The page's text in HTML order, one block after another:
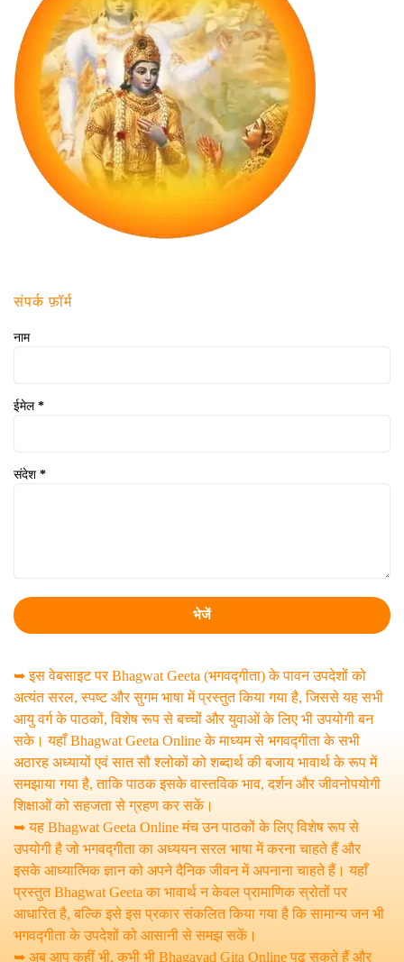
संपर्क फ़ॉर्म
नाम
ईमेल *
संदेश *
➥ इस वेबसाइट पर Bhagwat Geeta (भगवद्गीता) के पावन उपदेशों को
अत्यंत सरल, स्पष्ट और सुगम भाषा में प्रस्तुत किया गया है, जिससे यह सभी
आयु वर्ग के पाठकों, विशेष रूप से बच्चों और युवाओं के लिए भी उपयोगी बन
सके। यहाँ Bhagwat Geeta Online के माध्यम से भगवद्गीता के सभी
अठारह अध्यायों एवं सात सौ श्लोकों को शब्दार्थ की बजाय भावार्थ के रूप में
समझाया गया है, ताकि पाठक इसके वास्तविक भाव, दर्शन और जीवनोपयोगी
शिक्षाओं को सहजता से ग्रहण कर सकें।
➥ यह Bhagwat Geeta Online मंच उन पाठकों के लिए विशेष रूप से
उपयोगी है जो भगवद्गीता का अध्ययन सरल भाषा में करना चाहते हैं और
इसके आध्यात्मिक ज्ञान को अपने दैनिक जीवन में अपनाना चाहते हैं। यहाँ
प्रस्तुत Bhagwat Geeta का भावार्थ न केवल प्रामाणिक स्रोतों पर
आधारित है, बल्कि इसे इस प्रकार संकलित किया गया है कि सामान्य जन भी
भगवद्गीता के उपदेशों को आसानी से समझ सकें।
➥ अब आप कहीं भी, कभी भी Bhagavad Gita Online पढ़ सकते हैं और